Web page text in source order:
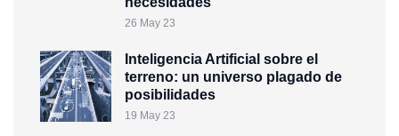
26 May 23
Inteligencia Artificial sobre el
terreno: un universo plagado de
posibilidades
19 May 23